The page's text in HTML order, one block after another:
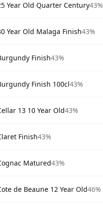
Year Old Quarter Century43%
Year Old Malaga Finish43%
Finish43%
Finish 100cl43%
13 10 Year Old43%
Finish43%
Matured43%
de Beaune 12 Year Old46%